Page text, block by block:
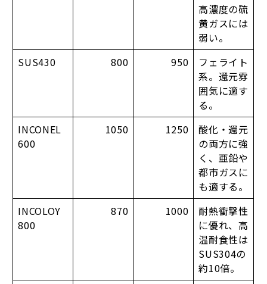
高濃度の硫
黄ガスには
弱い。
SUS430
800 950
フェライト
系。還元雰
囲気に適す
る。
INCONEL
600
1050 1250
酸化・還元
の両方に強
く、亜鉛や
都市ガスに
も適する。
INCOLOY
800
870 1000
耐熱衝撃性
に優れ、高
温耐食性は
SUS304の
約10倍。